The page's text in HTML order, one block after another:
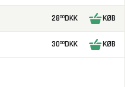
2800DKK KØB
3000DKK KØB